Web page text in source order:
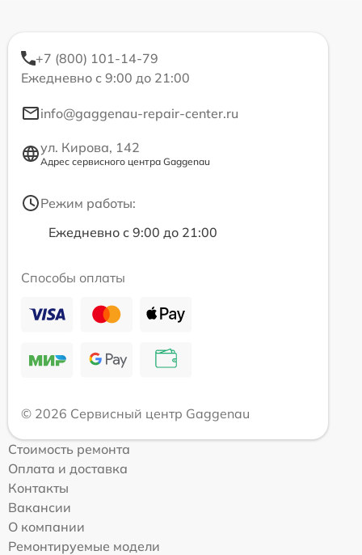
+7 (800) 101-14-79
Ежедневно с 9:00 до 21:00
info@gaggenau-repair-center.ru
ул. Кирова, 142
Адрес сервисного центра Gaggenau
Режим работы:
Ежедневно с 9:00 до 21:00
Способы оплаты
© 2026 Сервисный центр Gaggenau
Стоимость ремонта
Оплата и доставка
Контакты
Вакансии
О компании
Ремонтируемые модели